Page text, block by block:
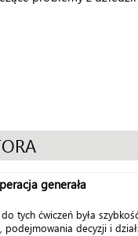
generała
tych ćwiczeń była
podejmowania decyzji i